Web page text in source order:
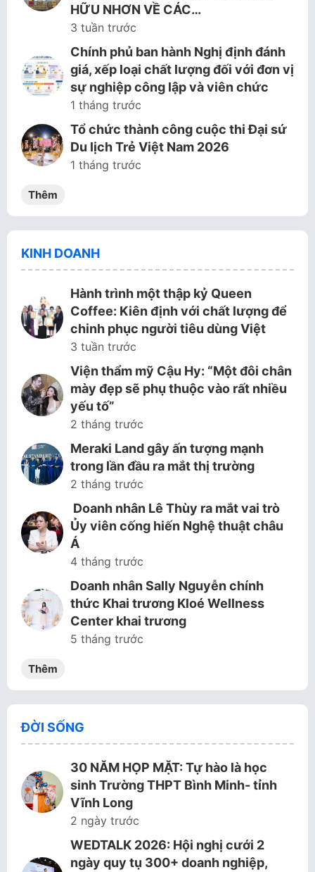
HỮU NHƠN VỀ CÁC…
3 tuần trước
Chính phủ ban hành Nghị định đánh
giá, xếp loại chất lượng đối với đơn vị
sự nghiệp công lập và viên chức
1 tháng trước
Tổ chức thành công cuộc thi Đại sứ
Du lịch Trẻ Việt Nam 2026
1 tháng trước
Thêm
KINH DOANH
Hành trình một thập kỷ Queen
Coffee: Kiên định với chất lượng để
chinh phục người tiêu dùng Việt
3 tuần trước
Viện thẩm mỹ Cậu Hy: “Một đôi chân
mày đẹp sẽ phụ thuộc vào rất nhiều
yếu tố”
2 tháng trước
Meraki Land gây ấn tượng mạnh
trong lần đầu ra mắt thị trường
2 tháng trước
Doanh nhân Lê Thùy ra mắt vai trò
Ủy viên cống hiến Nghệ thuật châu
Á
4 tháng trước
Doanh nhân Sally Nguyễn chính
thức Khai trương Kloé Wellness
Center khai trương
5 tháng trước
Thêm
ĐỜI SỐNG
30 NĂM HỌP MẶT: Tự hào là học
sinh Trường THPT Bình Minh- tỉnh
Vĩnh Long
2 ngày trước
WEDTALK 2026: Hội nghị cưới 2
ngày quy tụ 300+ doanh nghiệp,